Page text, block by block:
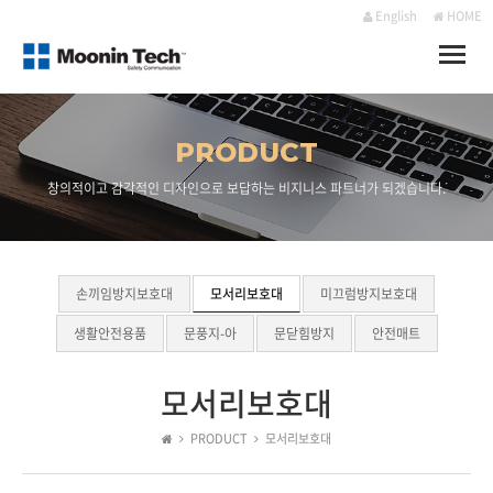
English HOME
Toggle
PRODUCT
창의적이고 감각적인 디자인으로 보답하는 비지니스 파트너가 되겠습니다.
손끼임방지보호대 모서리보호대
미끄럼방지보호대
생활안전용품
문풍지-아 문닫힘방지 안전매트
모서리보호대
PRODUCT 모서리보호대